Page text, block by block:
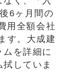
6ヶ月間の
用全額会社
す。大成建
を詳細に
していま